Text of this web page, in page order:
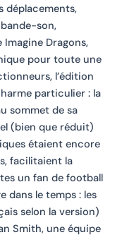
déplacements,
son,
Dragons,
pour toute une
l’édition
particulier : la
sommet de sa
(bien que réduit)
étaient encore
facilitaient la
un fan de football
dans le temps : les
selon la version)
Smith, une équipe